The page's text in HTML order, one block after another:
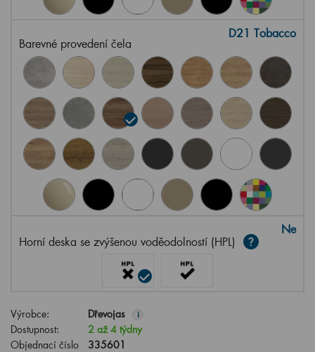
Barevné provedení čela
D21 Tobacco
Horní deska se zvýšenou voděodolností (HPL)
Ne
Výrobce: Dřevojas i
Dostupnost:
2 až 4 týdny
Objednací číslo
335601